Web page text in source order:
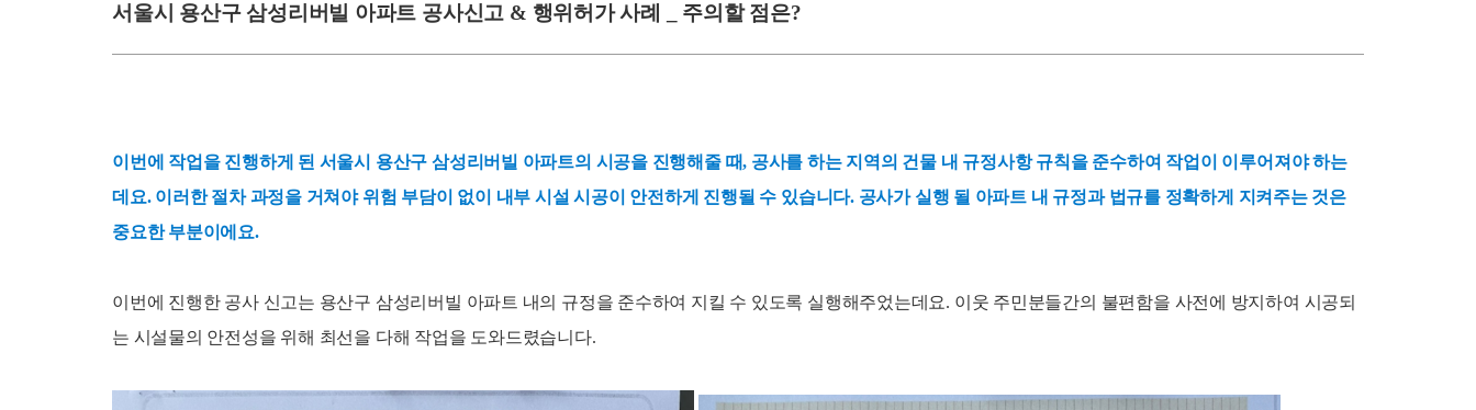
서울시 용산구 삼성리버빌 아파트 공사신고 & 행위허가 사례 _ 주의할 점은?
이번에 작업을 진행하게 된 서울시 용산구 삼성리버빌 아파트의 시공을 진행해줄 때, 공사를 하는 지역의 건물 내 규정사항 규칙을 준수하여 작업이 이루어져야 하는
데요. 이러한 절차 과정을 거쳐야 위험 부담이 없이 내부 시설 시공이 안전하게 진행될 수 있습니다. 공사가 실행 될 아파트 내 규정과 법규를 정확하게 지켜주는 것은
중요한 부분이에요.
이번에 진행한 공사 신고는 용산구 삼성리버빌 아파트 내의 규정을 준수하여 지킬 수 있도록 실행해주었는데요. 이웃 주민분들간의 불편함을 사전에 방지하여 시공되
는 시설물의 안전성을 위해 최선을 다해 작업을 도와드렸습니다.